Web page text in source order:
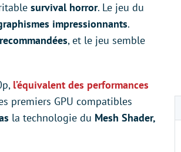
survival horror. Le jeu du
impressionnants.
, et le jeu semble
l’équivalent des performances
premiers GPU compatibles
la technologie du Mesh Shader,